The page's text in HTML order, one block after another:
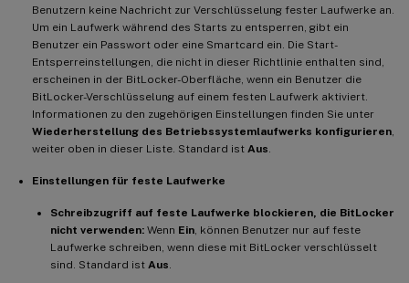
- ** TPM-Startschlüssel:** Diese
- **TPM-Startschlüssel und PIN:** Diese
    Wenn die Entsperrung erfolgreich ist
- **PIN-Länge**
**BitLocker-
Benutzern keine Nachricht zur Verschlüsselung fester Laufwerke an.
Um ein Laufwerk während des Starts zu entsperren, gibt ein
Benutzer ein Passwort oder eine Smartcard ein. Die Start-
Entsperreinstellungen, die nicht in dieser Richtlinie enthalten sind,
erscheinen in der BitLocker-Oberfläche, wenn ein Benutzer die
BitLocker-Verschlüsselung auf einem festen Laufwerk aktiviert.
Informationen zu den zugehörigen Einstellungen finden Sie unter
Wiederherstellung des Betriebssystemlaufwerks konfigurieren
weiter oben in dieser Liste. Standard ist Aus
Einstellungen für feste Laufwerke
Schreibzugriff auf feste Laufwerke blockieren, die BitLocker
nicht verwenden: Wenn Ein , können Benutzer nur auf feste
Laufwerke schreiben, wenn diese mit BitLocker verschlüsselt
sind. Standard ist Aus